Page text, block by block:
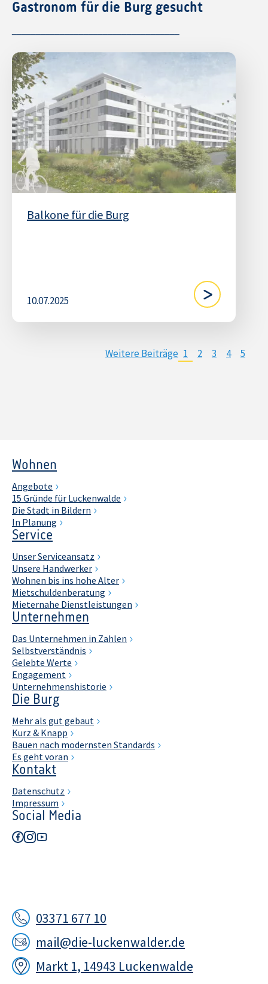
Gastronom für die Burg gesucht
Balkone für die Burg
10.07.2025
Weitere Beiträge 1 2 3 4 5
Wohnen
Angebote
15 Gründe für Luckenwalde
Die Stadt in Bildern
In Planung
Service
Unser Serviceansatz
Unsere Handwerker
Wohnen bis ins hohe Alter
Mietschuldenberatung
Mieternahe Dienstleistungen
Unternehmen
Das Unternehmen in Zahlen
Selbstverständnis
Gelebte Werte
Engagement
Unternehmenshistorie
Die Burg
Mehr als gut gebaut
Kurz & Knapp
Bauen nach modernsten Standards
Es geht voran
Kontakt
Datenschutz
Impressum
Social Media
03371 677 10
mail@die-luckenwalder.de
Markt 1, 14943 Luckenwalde